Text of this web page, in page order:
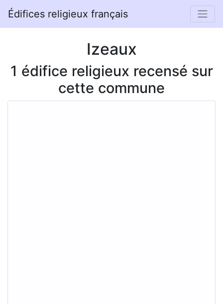
Édifices religieux français
Izeaux
1 édifice religieux recensé sur
cette commune